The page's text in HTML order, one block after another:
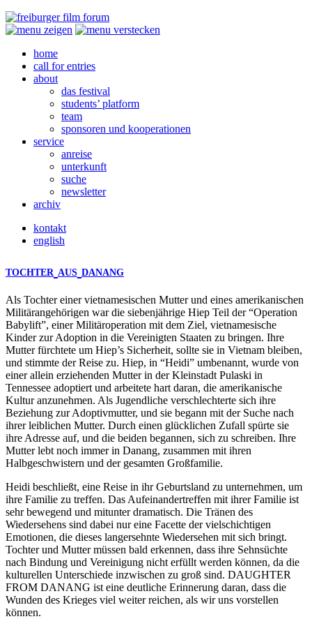
home
call for entries
about
das festival
students’ platform
team
sponsoren und kooperationen
service
anreise
unterkunft
suche
newsletter
archiv
kontakt
english
TOCHTER AUS DANANG
Als Tochter einer vietnamesischen Mutter und eines amerikanischen
Militärangehörigen war die siebenjährige Hiep Teil der “Operation
Babylift”, einer Militäroperation mit dem Ziel, vietnamesische
Kinder zur Adoption in die Vereinigten Staaten zu bringen. Ihre
Mutter fürchtete um Hiep’s Sicherheit, sollte sie in Vietnam bleiben,
und stimmte der Reise zu. Hiep, in “Heidi” umbenannt, wurde von
einer allein erziehenden Mutter in der Kleinstadt Pulaski in
Tennessee adoptiert und arbeitete hart daran, die amerikanische
Kultur anzunehmen. Als Jugendliche verschlechterte sich ihre
Beziehung zur Adoptivmutter, und sie begann mit der Suche nach
ihrer leiblichen Mutter. Durch einen glücklichen Zufall spürte sie
ihre Adresse auf, und die beiden begannen, sich zu schreiben. Ihre
Mutter lebt noch immer in Danang, zusammen mit ihren
Halbgeschwistern und der gesamten Großfamilie.
Heidi beschließt, eine Reise in ihr Geburtsland zu unternehmen, um
ihre Familie zu treffen. Das Aufeinandertreffen mit ihrer Familie ist
sehr bewegend und mitunter dramatisch. Die Tränen des
Wiedersehens sind dabei nur eine Facette der vielschichtigen
Emotionen, die dieses langersehnte Wiedersehen mit sich bringt.
Tochter und Mutter müssen bald erkennen, dass ihre Sehnsüchte
nach Bindung und Vereinigung nicht erfüllt werden können, da die
kulturellen Unterschiede inzwischen zu groß sind. DAUGHTER
FROM DANANG ist eine deutliche Erinnerung daran, dass die
Wunden des Krieges viel weiter reichen, als wir uns vorstellen
können.